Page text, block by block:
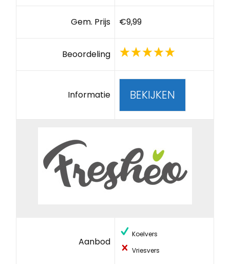
Gem. Prijs €9,99
Beoordeling
Informatie BEKIJKEN
Aanbod
Koelvers
Vriesvers